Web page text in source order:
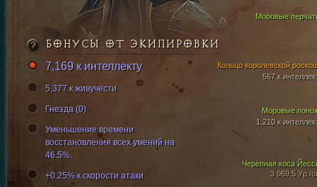
Моровые
Моровые
1,210 к
Черепная коса
3 069,5 Ур./
Кольцо королевской
567 к
БОНУСЫ ОТ ЭКИПИРОВКИ
7,169 к интеллекту
5,377 к живучести
Гнезда (0)
Уменьшение времени
восстановления всех умений на
46.5%.
+0.25% к скорости атаки